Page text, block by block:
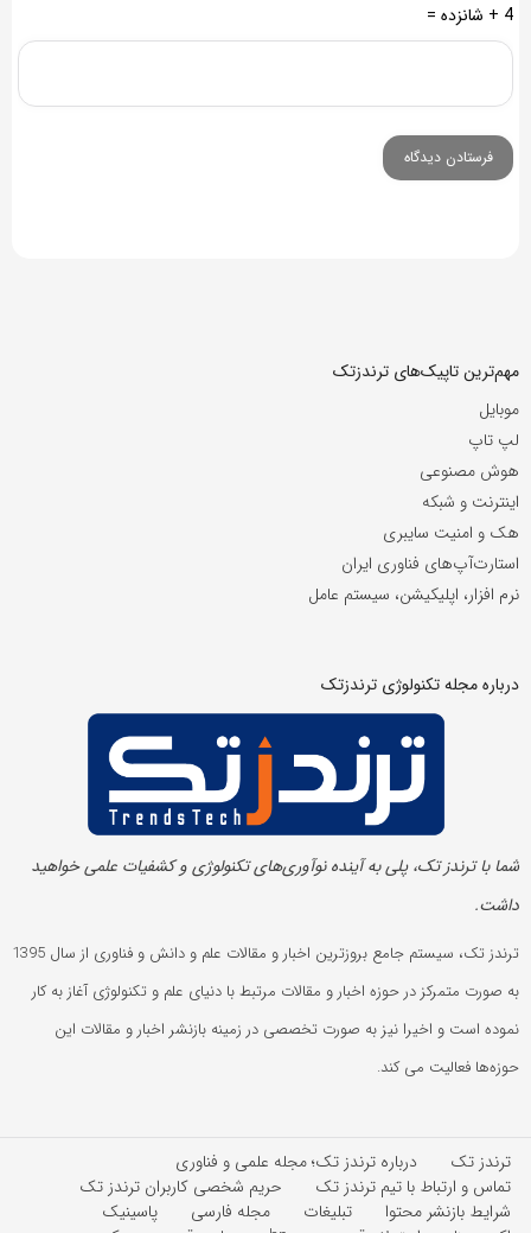
4 + شانزده =
مهم‌ترین تاپیک‌های ترندزتک
موبایل
لپ تاپ
هوش مصنوعی
اینترنت و شبکه
هک و امنیت سایبری
استارت‌آپ‌های فناوری ایران
نرم افزار، اپلیکیشن، سیستم عامل
درباره مجله تکنولوژی ترندزتک
شما با ترندز تک، پلی به آینده‌ نوآوری‌های تکنولوژی و کشفیات علمی خواهید
داشت.
ترندز تک، سیستم جامع بروزترین اخبار و مقالات علم و دانش و فناوری از سال 1395
به صورت متمرکز در حوزه اخبار و مقالات مرتبط با دنیای علم و تکنولوژی آغاز به کار
نموده است و اخیرا نیز به صورت تخصصی در زمینه بازنشر اخبار و مقالات این
حوزه‌ها فعالیت می کند.
ترندز تک
درباره ترندز تک؛ مجله علمی و فناوری
تماس و ارتباط با تیم ترندز تک
حریم شخصی کاربران ترندز تک
شرایط بازنشر محتوا
تبلیغات مجله فارسی
پاسینیک